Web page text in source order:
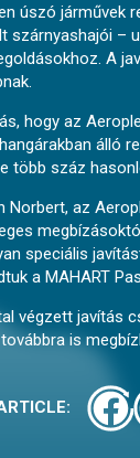
úszó járművek
szárnyashajói –
A
hogy az
álló
több száz
Norbert, az
speciális
a MAHART
végzett javítás
is